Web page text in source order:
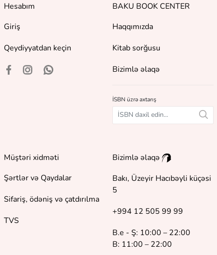
Hesabım
Giriş
Qeydiyyatdan keçin
BAKU BOOK CENTER
Haqqımızda
Kitab sorğusu
Bizimlə əlaqə
İSBN üzrə axtarış
Müştəri xidməti
Şərtlər və Qaydalar
Sifariş, ödəniş və çatdırılma
TVS
Bizimlə əlaqə
Bakı, Üzeyir Hacıbəyli küçəsi
5
+994 12 505 99 99
B.e - Ş: 10:00 – 22:00
B: 11:00 – 22:00